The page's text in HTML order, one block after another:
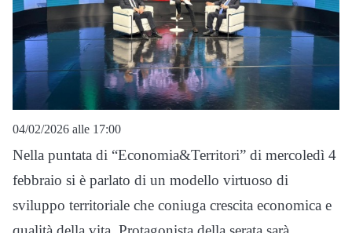
04/02/2026 alle 17:00
Nella puntata di “Economia&Territori” di mercoledì 4
febbraio si è parlato di un modello virtuoso di
sviluppo territoriale che coniuga crescita economica e